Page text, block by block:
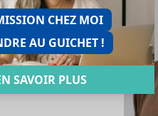
CHEZ MOI
AU GUICHET !
SAVOIR PLUS